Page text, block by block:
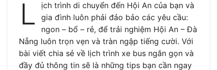
L
ịch trình di chuyển đến Hội An của bạn và
gia đình luôn phải đảo bảo các yêu cầu:
ngon – bổ – rẻ, để trải nghiệm Hội An – Đà
Nẵng luôn trọn vẹn và tràn ngập tiếng cười. Với
bài viết chia sẻ về lịch trình xe bus ngắn gọn và
đầy đủ thông tin sẽ là những tips bạn cần ngay